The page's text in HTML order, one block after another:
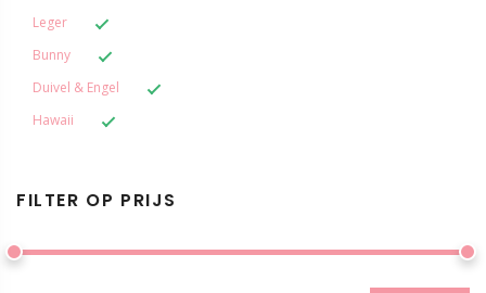
Leger
Bunny
Duivel & Engel
Hawaii
FILTER OP PRIJS